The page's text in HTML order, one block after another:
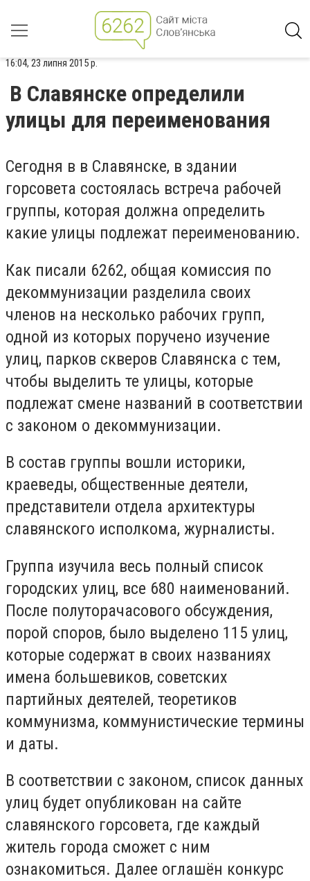
16:04, 23 липня 2015 р.
В Славянске определили
улицы для переименования
Сегодня в в Славянске, в здании
горсовета состоялась встреча рабочей
группы, которая должна определить
какие улицы подлежат переименованию.
Как писали 6262, общая комиссия по
декоммунизации разделила своих
членов на несколько рабочих групп,
одной из которых поручено изучение
улиц, парков скверов Славянска с тем,
чтобы выделить те улицы, которые
подлежат смене названий в соответствии
с законом о декоммунизации.
В состав группы вошли историки,
краеведы, общественные деятели,
представители отдела архитектуры
славянского исполкома, журналисты.
Группа изучила весь полный список
городских улиц, все 680 наименований.
После полуторачасового обсуждения,
порой споров, было выделено 115 улиц,
которые содержат в своих названиях
имена большевиков, советских
партийных деятелей, теоретиков
коммунизма, коммунистические термины
и даты.
В соответствии с законом, список данных
улиц будет опубликован на сайте
славянского горсовета, где каждый
житель города сможет с ним
ознакомиться. Далее оглашён конкурс